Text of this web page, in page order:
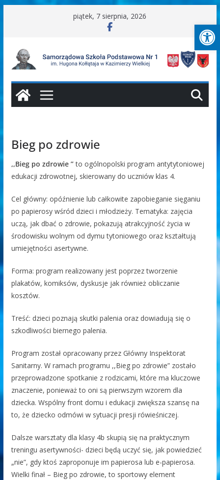
piątek, 7 sierpnia, 2026
Bieg po zdrowie
,,Bieg po zdrowie ”to ogólnopolski program antytytoniowej
edukacji zdrowotnej, skierowany do uczniów klas 4.
Cel główny: opóźnienie lub całkowite zapobieganie sięganiu
po papierosy wśród dzieci i młodzieży. Tematyka: zajęcia
uczą, jak dbać o zdrowie, pokazują atrakcyjność życia w
środowisku wolnym od dymu tytoniowego oraz kształtują
umiejętności asertywne.
Forma: program realizowany jest poprzez tworzenie
plakatów, komiksów, dyskusje jak również obliczanie
kosztów.
Treść: dzieci poznają skutki palenia oraz dowiadują się o
szkodliwości biernego palenia.
Program został opracowany przez Główny Inspektorat
Sanitarny. W ramach programu ,,Bieg po zdrowie” zostało
przeprowadzone spotkanie z rodzicami, które ma kluczowe
znaczenie, ponieważ to oni są pierwszym wzorem dla
dziecka. Wspólny front domu i edukacji zwiększa szansę na
to, że dziecko odmówi w sytuacji presji rówieśniczej.
Dalsze warsztaty dla klasy 4b skupią się na praktycznym
treningu asertywności- dzieci będą uczyć się, jak powiedzieć
„nie”, gdy ktoś zaproponuje im papierosa lub e-papierosa.
Wielki finał – Bieg po zdrowie, to sportowy element